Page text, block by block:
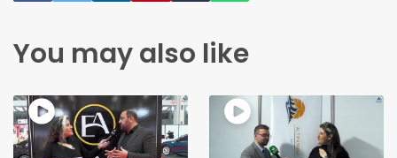
You may also like